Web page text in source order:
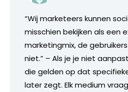
“Wij marketeers kunnen
misschien bekijken als een
marketingmix, de
niet.” – Als je je niet
die gelden op dat
later zegt. Elk medium